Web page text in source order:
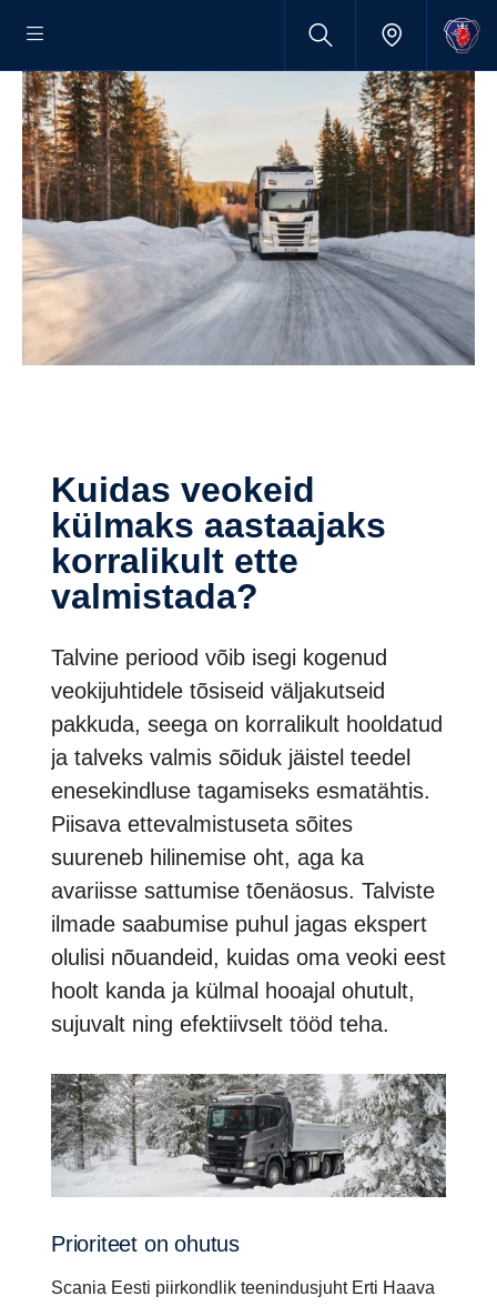
Kuidas veokeid
külmaks aastaajaks
korralikult ette
valmistada?
Talvine periood võib isegi kogenud
veokijuhtidele tõsiseid väljakutseid
pakkuda, seega on korralikult hooldatud
ja talveks valmis sõiduk jäistel teedel
enesekindluse tagamiseks esmatähtis.
Piisava ettevalmistuseta sõites
suureneb hilinemise oht, aga ka
avariisse sattumise tõenäosus. Talviste
ilmade saabumise puhul jagas ekspert
olulisi nõuandeid, kuidas oma veoki eest
hoolt kanda ja külmal hooajal ohutult,
sujuvalt ning efektiivselt tööd teha.
Prioriteet on ohutus
Scania Eesti piirkondlik teenindusjuht Erti Haava